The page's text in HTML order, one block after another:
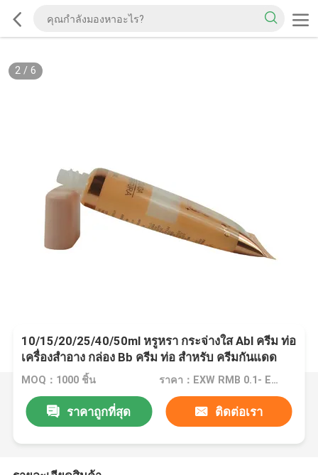
2/ 6
10/15/20/25/40/50ml หรูหรา กระจ่างใส Abl ครีม ท่อ
เครื่องสําอาง กล่อง Bb ครีม ท่อ สําหรับ ครีมกันแดด
ครีมกันแดด
MOQ：1000 ชิ้น ราคา：EXW RMB 0.1- EXW RMB 5
ราคาถูกที่สุด ติดต่อเรา